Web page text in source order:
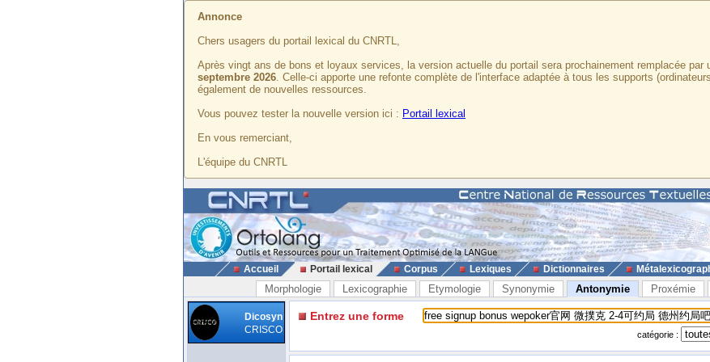
Annonce
Chers usagers du portail lexical du CNRTL,
Après vingt ans de bons et loyaux services, la version actuelle du portail sera prochainement remplacée par
septembre 2026. Celle-ci apporte une refonte complète de l'interface adaptée à tous les supports
également de nouvelles ressources.
Vous pouvez tester la nouvelle version ici : Portail lexical
En vous remerciant,
L'équipe du CNRTL
Accueil Portail lexical Corpus Lexiques Dictionnaires
Morphologie Lexicographie Etymologie Synonymie Antonymie Proxémie
Dicosyn
CRISCO
Entrez une forme
catégorie :